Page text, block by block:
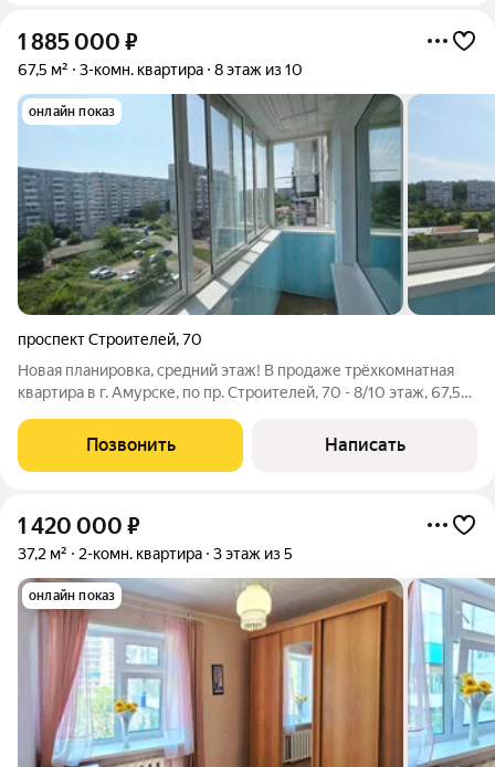
1 885 000 ₽
67,5 м² 3-комн. квартира 8 этаж из 10
онлайн показ
проспект Строителей,70
Новая планировка, средний этаж! В продаже трёхкомнатная
квартира в г. Амурске, по пр. Строителей, 70 - 8/10 этаж, 67,5
две стороны дома) - застеклённый балкон с внутренней
отделкой
Позвонить Написать
1 420 000 ₽
37,2 м² 2-комн. квартира 3 этаж из 5
онлайн показ